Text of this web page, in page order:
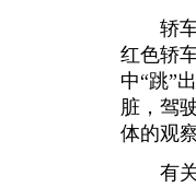
轿车
红色轿
中“跳”
脏，驾
体的观
有关